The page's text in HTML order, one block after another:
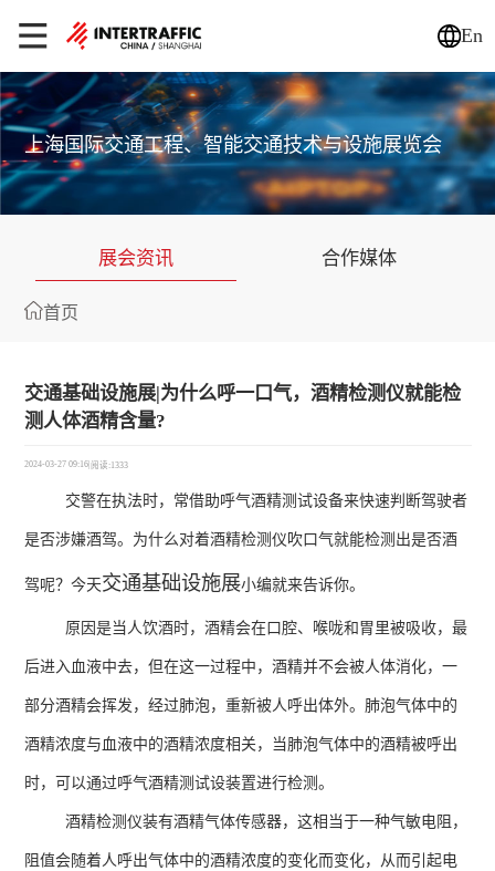
En
上海国际交通工程、智能交通技术与设施展览会
展会资讯 合作媒体
首页
交通基础设施展|为什么呼一口气，酒精检测仪就能检
测人体酒精含量?
2024-03-27 09:16|阅读:1333
交警在执法时，常借助呼气酒精测试设备来快速判断驾驶者
是否涉嫌酒驾。为什么对着酒精检测仪吹口气就能检测出是否酒
驾呢？今天交通基础设施展小编就来告诉你。
原因是当人饮酒时，酒精会在口腔、喉咙和胃里被吸收，最
后进入血液中去，但在这一过程中，酒精并不会被人体消化，一
部分酒精会挥发，经过肺泡，重新被人呼出体外。肺泡气体中的
酒精浓度与血液中的酒精浓度相关，当肺泡气体中的酒精被呼出
时，可以通过呼气酒精测试设装置进行检测。
酒精检测仪装有酒精气体传感器，这相当于一种气敏电阻，
阻值会随着人呼出气体中的酒精浓度的变化而变化，从而引起电